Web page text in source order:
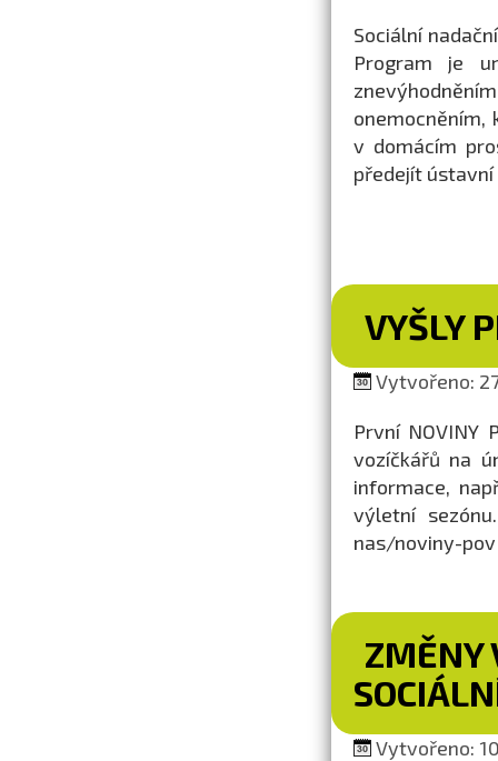
Sociální
Program je
v domácím
předejít ústavní
VYŠLY
Vytvořeno:
První NOVINY
vozíčkářů na
informace,
výletní
nas/noviny-pov
ZMĚNY
Vytvořeno: